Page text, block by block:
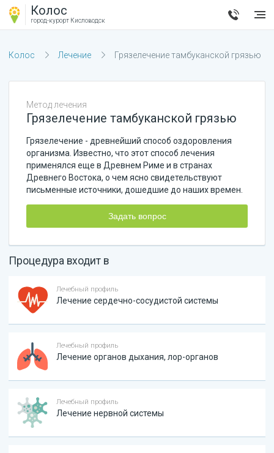
Колос
город-курорт Кисловодск
Колос Лечение Грязелечение тамбуканской грязью
Метод лечения
Грязелечение тамбуканской грязью
Грязелечение - древнейший способ оздоровления
организма. Известно, что этот способ лечения
применялся еще в Древнем Риме и в странах
Древнего Востока, о чем ясно свидетельствуют
письменные источники, дошедшие до наших времен.
Задать вопрос
Процедура входит в
Лечебный профиль
Лечение сердечно-сосудистой системы
Лечебный профиль
Лечение органов дыхания, лор-органов
Лечебный профиль
Лечение нервной системы